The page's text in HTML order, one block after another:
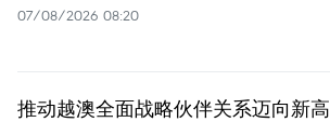
07/08/2026 08:20
推动越澳全面战略伙伴关系迈向新高